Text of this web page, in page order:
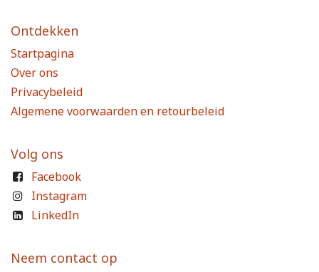
Ontdekken
Startpagina
Over ons
Privacybeleid
Algemene voorwaarden en retourbeleid
Volg ons
Facebook
Instagram
LinkedIn
Neem contact op